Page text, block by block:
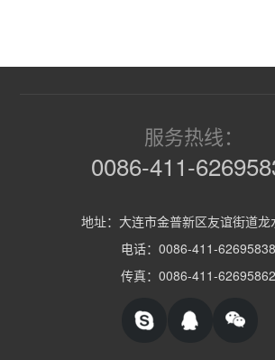
服务热线：
0086-411-
地址：大连市金普新区友谊街道龙
电话：0086-411-62695838
传真：0086-411-62695862